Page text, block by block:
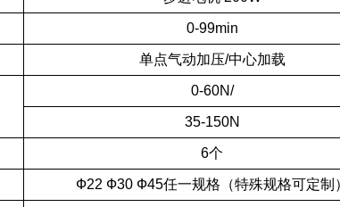
0-99min
单点气动加压/中心加载
0-60N/
35-150N
6个
Ф22 Ф30 Ф45任一规格（特殊规格可定制